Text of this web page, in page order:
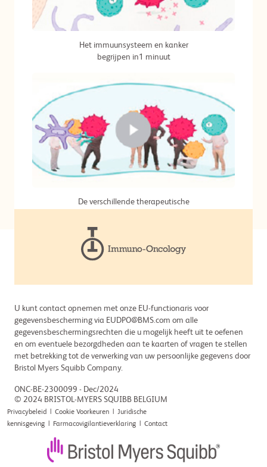
Het immuunsysteem en kanker
begrijpen in1 minuut
De verschillende therapeutische
U kunt contact opnemen met onze EU-functionaris voor
gegevensbescherming via EUDPO@BMS.com om alle
gegevensbeschermingsrechten die u mogelijk heeft uit te oefenen
en om eventuele bezorgdheden aan te kaarten of vragen te stellen
met betrekking tot de verwerking van uw persoonlijke gegevens door
Bristol Myers Squibb Company.
ONC-BE-2300099 - Dec/2024
© 2024 BRISTOL-MYERS SQUIBB BELGIUM
Privacybeleid Cookie Voorkeuren
Juridische
kennisgeving
Farmacovigilantieverklaring Contact